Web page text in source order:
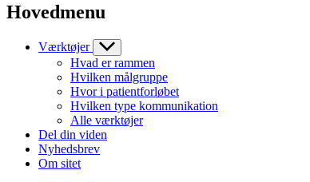
Hovedmenu
Værktøjer
Hvad er rammen
Hvilken målgruppe
Hvor i patientforløbet
Hvilken type kommunikation
Alle værktøjer
Del din viden
Nyhedsbrev
Om sitet